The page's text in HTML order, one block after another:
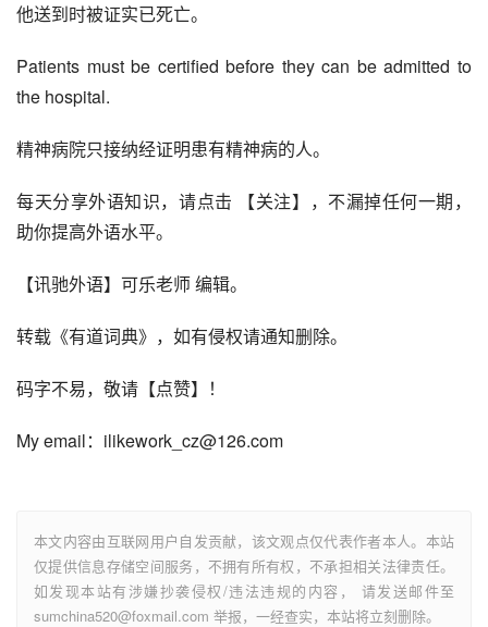
他送到时被证实已死亡。
Patients must be certified before they can be admitted to
the hospital.
精神病院只接纳经证明患有精神病的人。
每天分享外语知识，请点击 【关注】，不漏掉任何一期，
助你提高外语水平。
【讯驰外语】可乐老师 编辑。
转载《有道词典》，如有侵权请通知删除。
码字不易，敬请【点赞】！
My email：ilikework_cz@126.com
本文内容由互联网用户自发贡献，该文观点仅代表作者本人。本站
仅提供信息存储空间服务，不拥有所有权，不承担相关法律责任。
如发现本站有涉嫌抄袭侵权/违法违规的内容， 请发送邮件至
sumchina520@foxmail.com 举报，一经查实，本站将立刻删除。